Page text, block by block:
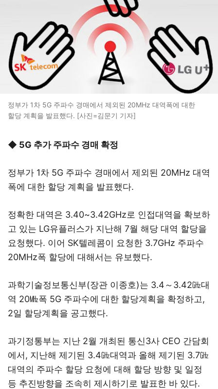
정부가 1차 5G 주파수 경매에서 제외된 20MHz 대역폭에 대한
할당 계획을 발표했다. [사진=김문기 기자]
◆ 5G 추가 주파수 경매 확정
정부가 1차 5G 주파수 경매에서 제외된 20MHz 대역
폭에 대한 할당 계획을 발표했다.
정확한 대역은 3.40~3.42GHz로 인접대역을 확보하
고 있는 LG유플러스가 지난해 7월 해당 대역 할당을
요청했다. 이어 SK텔레콤이 요청한 3.7GHz 주파수
20MHz폭 할당에 대해서는 유보했다.
과학기술정보통신부(장관 이종호)는 3.4～3.42㎓대
역 20㎒폭 5G 주파수에 대한 할당계획을 확정하고,
2일 할당계획을 공고했다.
과기정통부는 지난 2월 개최된 통신3사 CEO 간담회
에서, 지난해 제기된 3.4㎓대역과 올해 제기된 3.7㎓
대역의 주파수 할당 요청에 대해 할당 방향 및 일정
등 추진방향을 조속히 제시하기로 발표한 바 있다.